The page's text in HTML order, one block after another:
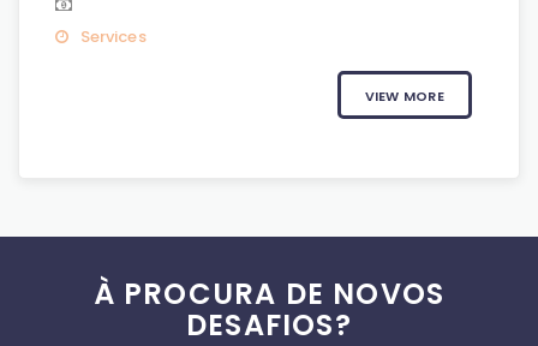
Services
VIEW MORE
À PROCURA DE NOVOS
DESAFIOS?